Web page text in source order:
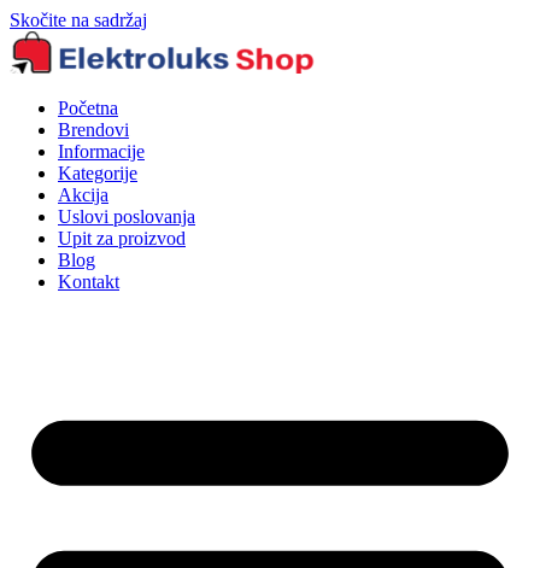
Skočite na sadržaj
Početna
Brendovi
Informacije
Kategorije
Akcija
Uslovi poslovanja
Upit za proizvod
Blog
Kontakt